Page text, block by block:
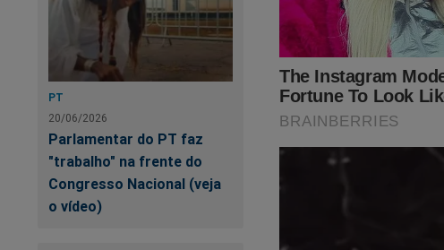
PT
20/06/2026
Parlamentar do PT faz
"trabalho" na frente do
Congresso Nacional (veja
o vídeo)
Não perca tempo. Caso
https://
cena-do-crime
Acredite! Vale a pena o